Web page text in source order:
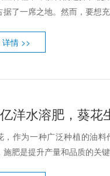
据了一席之地。然而，要想
详情 >>
洋水溶肥，葵花
，作为一种广泛种植的油
施肥是提升产量和品质的关